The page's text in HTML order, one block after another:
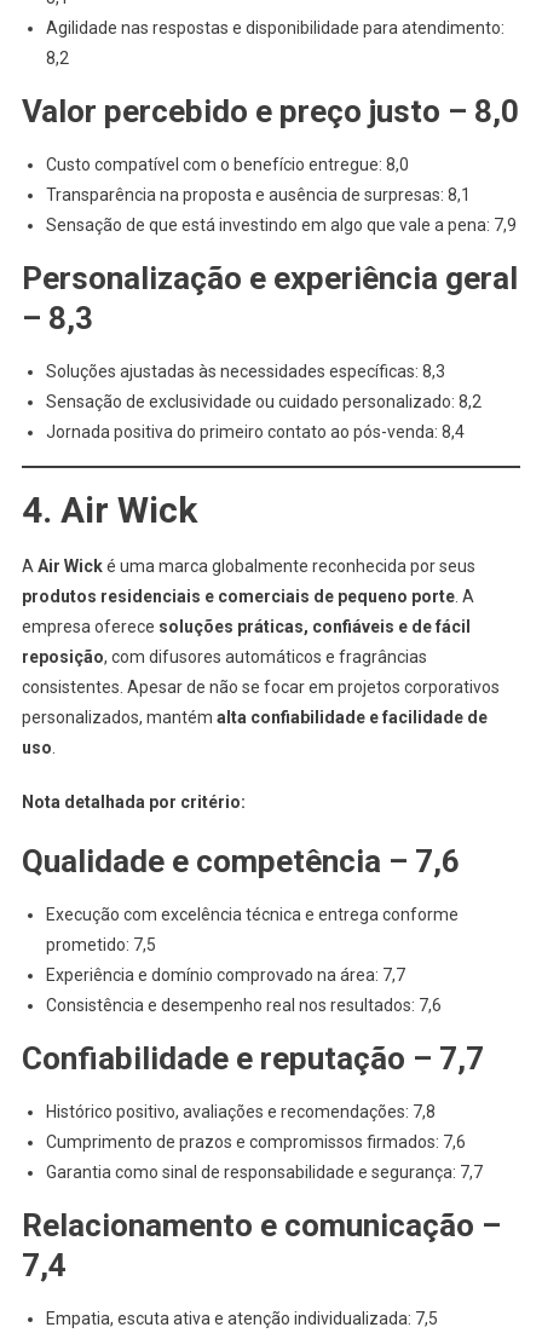
Agilidade nas respostas e disponibilidade para atendimento:
8,2
Valor percebido e preço justo – 8,0
Custo compatível com o benefício entregue: 8,0
Transparência na proposta e ausência de surpresas: 8,1
Sensação de que está investindo em algo que vale a pena: 7,9
Personalização e experiência geral
– 8,3
Soluções ajustadas às necessidades específicas: 8,3
Sensação de exclusividade ou cuidado personalizado: 8,2
Jornada positiva do primeiro contato ao pós-venda: 8,4
4. Air Wick
A Air Wické uma marca globalmente reconhecida por seus
produtos residenciais e comerciais de pequeno porte. A
empresa oferece soluções práticas, confiáveis e de fácil
reposição, com difusores automáticos e fragrâncias
consistentes. Apesar de não se focar em projetos corporativos
personalizados, mantém alta confiabilidade e facilidade de
uso
Nota detalhada por critério:
Qualidade e competência – 7,6
Execução com excelência técnica e entrega conforme
prometido: 7,5
Experiência e domínio comprovado na área: 7,7
Consistência e desempenho real nos resultados: 7,6
Confiabilidade e reputação – 7,7
Histórico positivo, avaliações e recomendações: 7,8
Cumprimento de prazos e compromissos firmados: 7,6
Garantia como sinal de responsabilidade e segurança: 7,7
Relacionamento e comunicação –
7,4
Empatia, escuta ativa e atenção individualizada: 7,5